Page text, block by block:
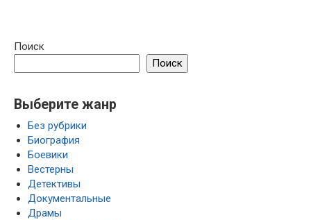
Поиск
Поиск
Выберите жанр
Без рубрики
Биография
Боевики
Вестерны
Детективы
Документальные
Драмы